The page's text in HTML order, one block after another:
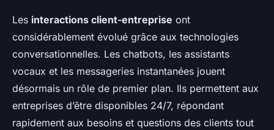
Les interactions client-entreprise ont
considérablement évolué grâce aux technologies
conversationnelles. Les chatbots, les assistants
vocaux et les messageries instantanées jouent
désormais un rôle de premier plan. Ils permettent aux
entreprises d’être disponibles 24/7, répondant
rapidement aux besoins et questions des clients tout